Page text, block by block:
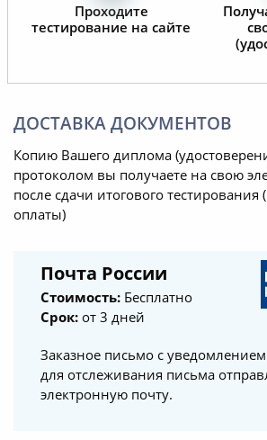
Проходите
тестирование на сайте
ДОСТАВКА ДОКУМЕНТОВ
Копию Вашего диплома
протоколом вы получаете на свою
после сдачи итогового
оплаты)
Почта России
Стоимость: Бесплатно
Срок: от 3 дней
Заказное письмо с
для отслеживания письма
электронную почту.